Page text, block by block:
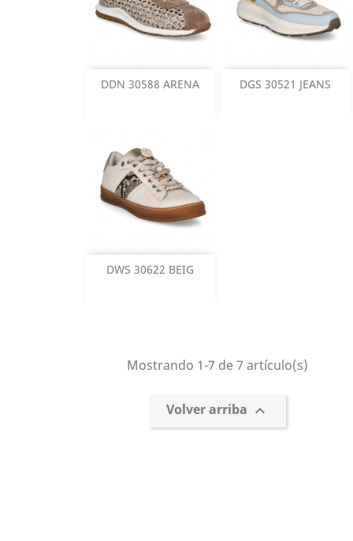
DDN 30588 ARENA DGS 30521 JEANS
DWS 30622 BEIG
Mostrando 1-7 de 7 artículo(s)
Volver arriba 